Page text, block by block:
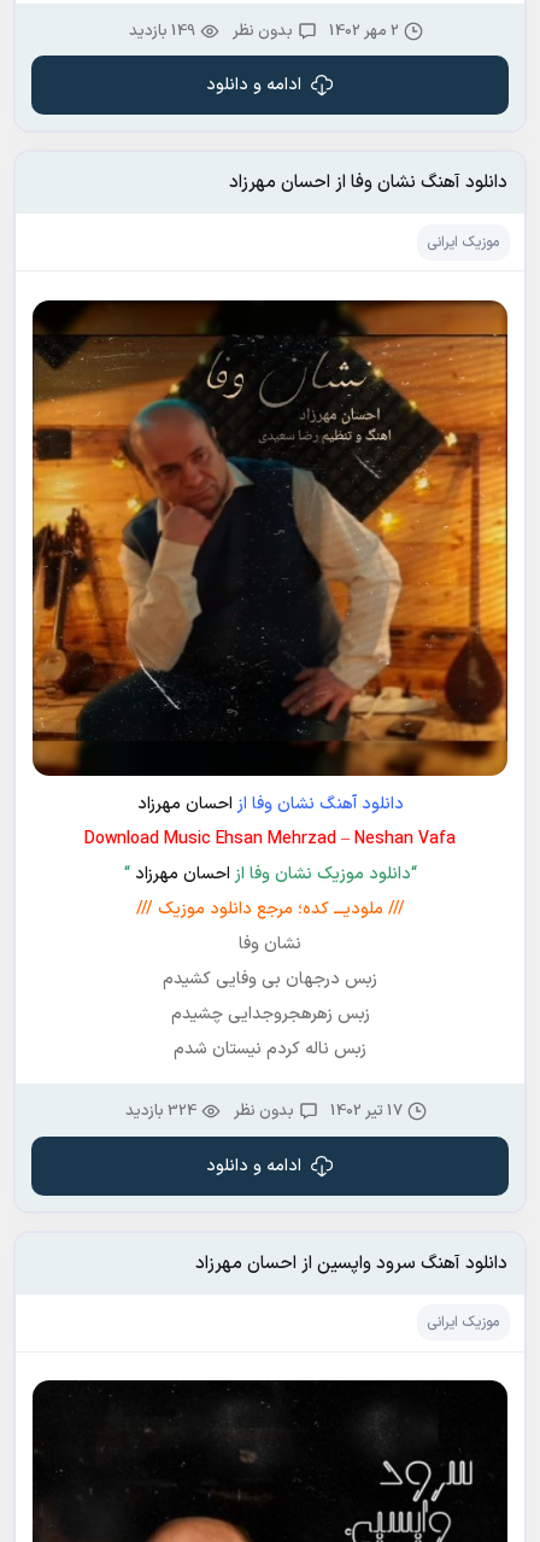
2 مهر 1402 بدون نظر 149 بازدید
ادامه و دانلود
دانلود آهنگ نشان وفا از احسان مهرزاد
موزیک ایرانی
دانلود آهنگ نشان وفا ازاحسان مهرزاد
Download Music Ehsan Mehrzad – Neshan Vafa
“دانلود موزیک نشان وفا ازاحسان مهرزاد “
/// ملودیـــ کده؛ مرجع دانلود موزیک ///
نشان وفا
زبس درجهان بی وفایی کشیدم
زبس زهرهجروجدایی چشیدم
زبس ناله کردم نیستان شدم
17 تیر 1402 بدون نظر 324 بازدید
ادامه و دانلود
دانلود آهنگ سرود واپسین از احسان مهرزاد
موزیک ایرانی